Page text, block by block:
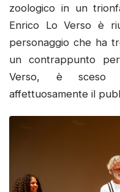
zoologico in un
Enrico Lo Verso è
personaggio che ha
un contrappunto
Verso, è sceso
affettuosamente il